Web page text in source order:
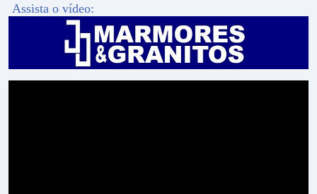
Assista o vídeo: